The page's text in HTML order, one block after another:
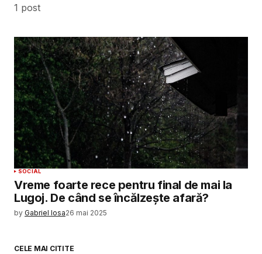
1 post
SOCIAL
Vreme foarte rece pentru final de mai la
Lugoj. De când se încălzește afară?
by Gabriel Iosa26 mai 2025
CELE MAI CITITE